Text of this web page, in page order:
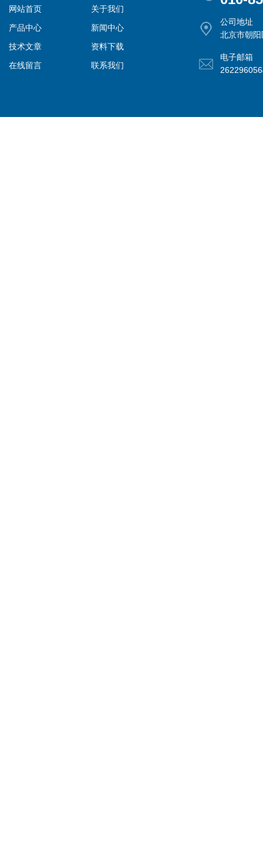
网站首页
关于我们
产品中心
新闻中心
技术文章
资料下载
在线留言
联系我们
公司地址
北京市朝
电子邮箱